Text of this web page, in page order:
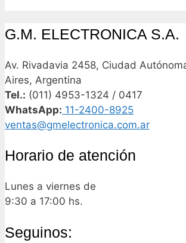
G.M. ELECTRONICA S.A.
Av. Rivadavia 2458, Ciudad
Aires, Argentina
Tel.: (011) 4953-1324 / 0417
WhatsApp: 11-2400-8925
ventas@gmelectronica.com.ar
Horario de atención
Lunes a viernes de
9:30 a 17:00 hs.
Seguinos: